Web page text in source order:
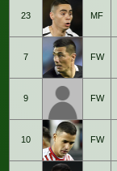
23 MF
7 FW
9 FW
10 FW